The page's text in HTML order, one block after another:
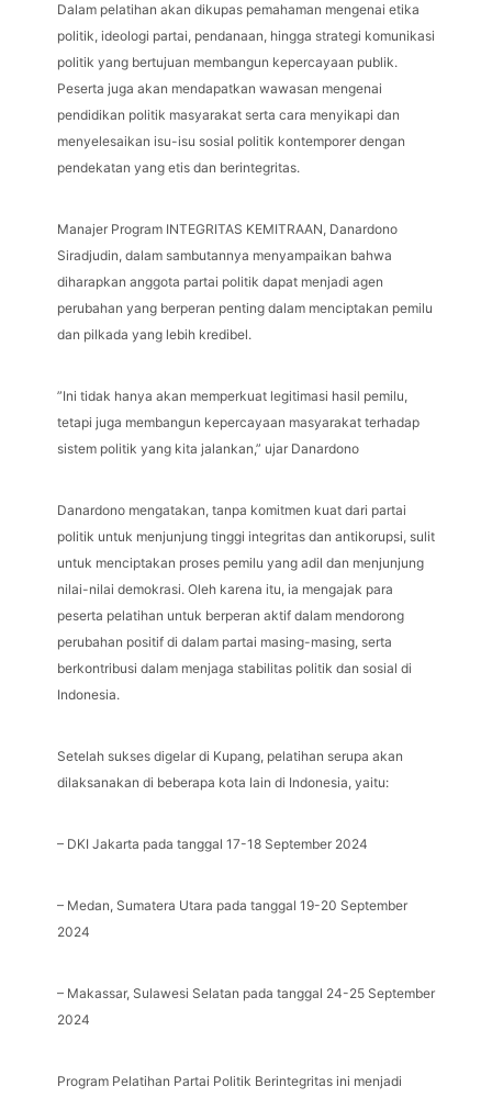
Dalam pelatihan akan dikupas pemahaman mengenai etika
politik, ideologi partai, pendanaan, hingga strategi komunikasi
politik yang bertujuan membangun kepercayaan publik.
Peserta juga akan mendapatkan wawasan mengenai
pendidikan politik masyarakat serta cara menyikapi dan
menyelesaikan isu-isu sosial politik kontemporer dengan
pendekatan yang etis dan berintegritas.
Manajer Program INTEGRITAS KEMITRAAN, Danardono
Siradjudin, dalam sambutannya menyampaikan bahwa
diharapkan anggota partai politik dapat menjadi agen
perubahan yang berperan penting dalam menciptakan pemilu
dan pilkada yang lebih kredibel.
”Ini tidak hanya akan memperkuat legitimasi hasil pemilu,
tetapi juga membangun kepercayaan masyarakat terhadap
sistem politik yang kita jalankan,” ujar Danardono
Danardono mengatakan, tanpa komitmen kuat dari partai
politik untuk menjunjung tinggi integritas dan antikorupsi, sulit
untuk menciptakan proses pemilu yang adil dan menjunjung
nilai-nilai demokrasi. Oleh karena itu, ia mengajak para
peserta pelatihan untuk berperan aktif dalam mendorong
perubahan positif di dalam partai masing-masing, serta
berkontribusi dalam menjaga stabilitas politik dan sosial di
Indonesia.
Setelah sukses digelar di Kupang, pelatihan serupa akan
dilaksanakan di beberapa kota lain di Indonesia, yaitu:
– DKI Jakarta pada tanggal 17-18 September 2024
– Medan, Sumatera Utara pada tanggal 19-20 September
2024
– Makassar, Sulawesi Selatan pada tanggal 24-25 September
2024
Program Pelatihan Partai Politik Berintegritas ini menjadi